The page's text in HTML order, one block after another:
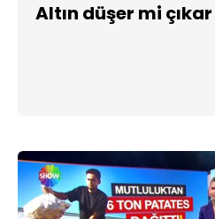
Altın düşer mi çıkar